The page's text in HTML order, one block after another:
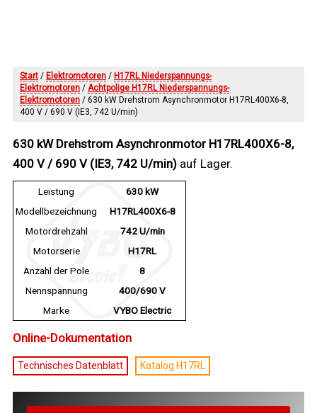
Start / Elektromotoren / H17RL Niederspannungs-
Elektromotoren / Achtpolige H17RL Niederspannungs-
Elektromotoren / 630 kW Drehstrom Asynchronmotor H17RL400X6-8,
400 V / 690 V (IE3, 742 U/min)
630 kW Drehstrom Asynchronmotor H17RL400X6-8,
400 V / 690 V (IE3, 742 U/min) auf Lager.
Leistung
630 kW
Modellbezeichnung
H17RL400X6-8
Motordrehzahl
742 U/min
Motorserie
H17RL
Anzahl der Pole
8
Nennspannung
400/690 V
Marke
VYBO Electric
Online-Dokumentation
Technisches Datenblatt Katalog H17RL